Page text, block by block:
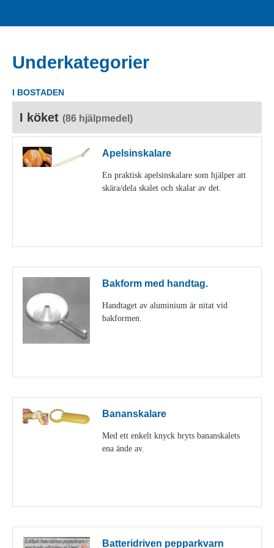
Underkategorier
I BOSTADEN
I köket (86 hjälpmedel)
Apelsinskalare
En praktisk apelsinskalare som hjälper att
skära/dela skalet och skalar av det.
Bakform med handtag.
Handtaget av aluminium är nitat vid
bakformen.
Bananskalare
Med ett enkelt knyck bryts bananskalets
ena ände av.
Batteridriven pepparkvarn